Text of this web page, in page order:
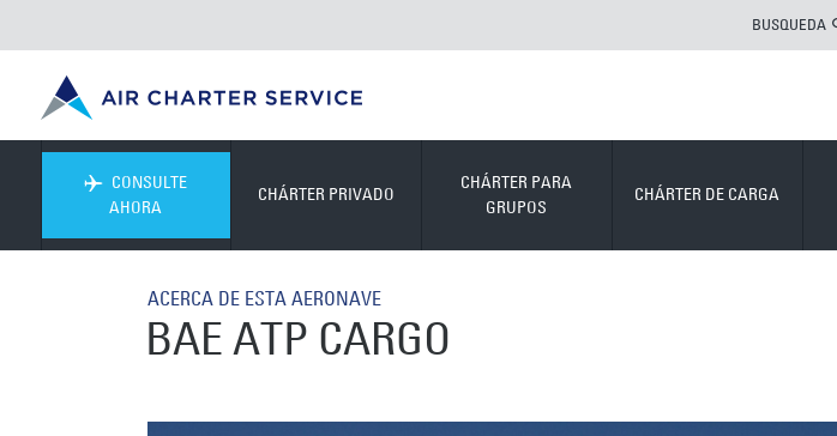
BUSQUEDA
CONSULTE
AHORA
CHÁRTER PRIVADO
CHÁRTER PARA
GRUPOS
CHÁRTER DE CARGA
ACERCA DE ESTA AERONAVE
BAE ATP CARGO